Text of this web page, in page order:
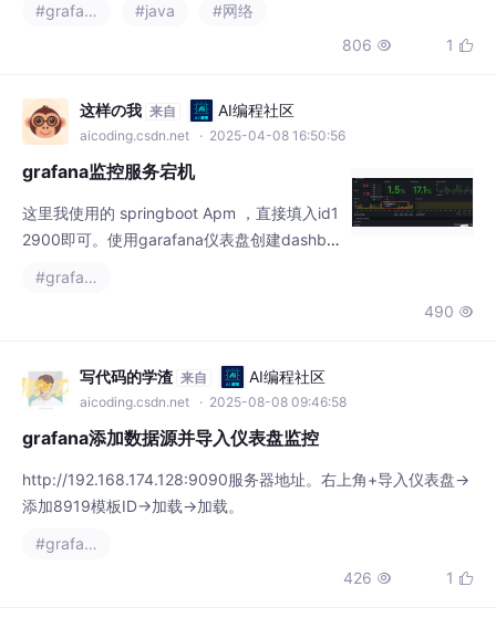
#grafana
#java
#网络
806  1 
这样の我 来自 AI编程社区
aicoding.csdn.net · 2025-04-08 16:50:56
grafana监控服务宕机
这里我使用的 springboot Apm ，直接填入id1
2900即可。使用garafana仪表盘创建dashbo
采样结果取最后一组数据即可，判断最后一组
#grafana
490 
写代码的学渣 来自 AI编程社区
aicoding.csdn.net · 2025-08-08 09:46:58
grafana添加数据源并导入仪表盘监控
http://192.168.174.128:9090服务器地址。右上角+导入仪表盘->
添加8919模板ID->加载->加载。
#grafana
426  1 